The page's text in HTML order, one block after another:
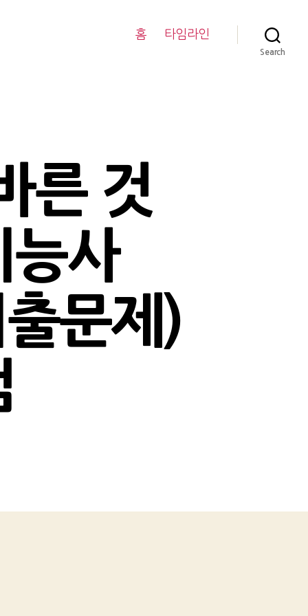
홈 타임라인
Search
른 것
능사
문제)